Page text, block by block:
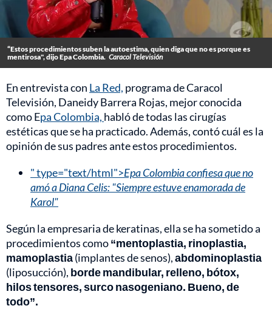
“Estos procedimientos suben la autoestima, quien diga que no es porque es
mentirosa", dijo Epa Colombia. Caracol Televisión
En entrevista con La Red, programa de Caracol
Televisión, Daneidy Barrera Rojas, mejor conocida
como Epa Colombia, habló de todas las cirugías
estéticas que se ha practicado. Además, contó cuál es la
opinión de sus padres ante estos procedimientos.
" type="text/html">Epa Colombia confiesa que no
amó a Diana Celis: "Siempre estuve enamorada de
Karol"
Según la empresaria de keratinas, ella se ha sometido a
procedimientos como“mentoplastia, rinoplastia,
mamoplastia(implantes de senos),abdominoplastia
(liposucción), borde mandibular, relleno, bótox,
hilos tensores, surco nasogeniano. Bueno, de
todo”.